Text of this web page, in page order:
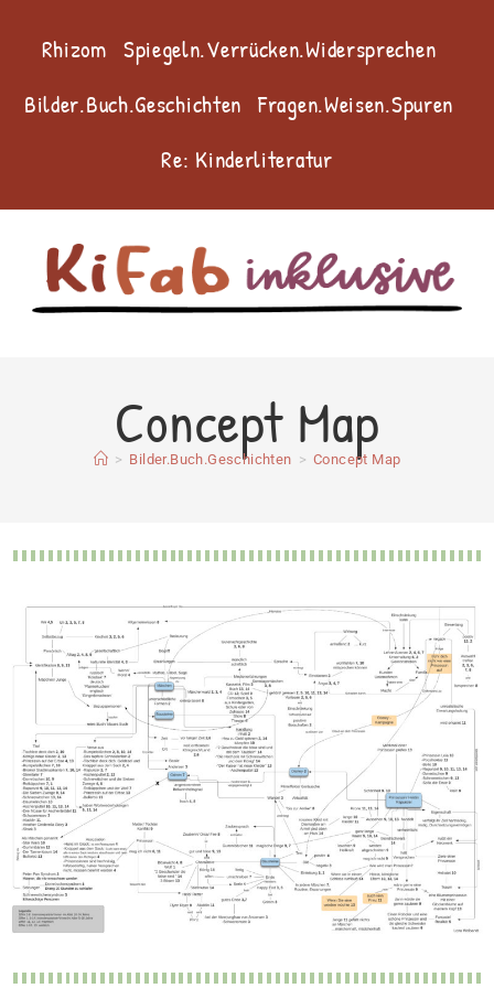
Rhizom Spiegeln.Verrücken.Widersprechen
Bilder.Buch.Geschichten Fragen.Weisen.Spuren
Re: Kinderliteratur
Concept Map
> Bilder.Buch.Geschichten > Concept Map